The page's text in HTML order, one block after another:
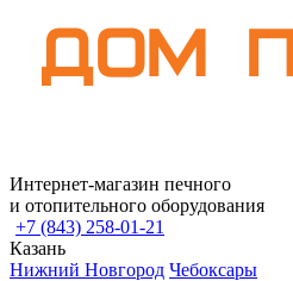
Интернет-магазин печного
и отопительного оборудования
+7 (843) 258-01-21
Казань
Нижний Новгород Чебоксары